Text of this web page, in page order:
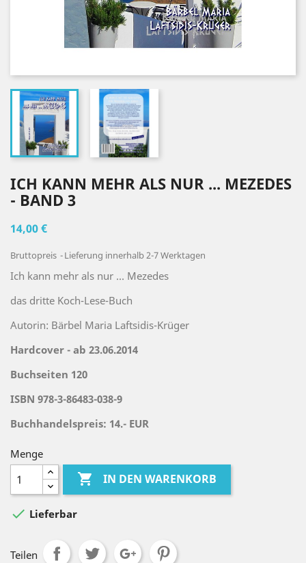
ICH KANN MEHR ALS NUR ... MEZEDES
- BAND 3
14,00 €
Bruttopreis Lieferung innerhalb 2-7 Werktagen
Ich kann mehr als nur ... Mezedes
das dritte Koch-Lese-Buch
Autorin: Bärbel Maria Laftsidis-Krüger
Hardcover - ab 23.06.2014
Buchseiten 120
ISBN 978-3-86483-038-9
Buchhandelspreis: 14.- EUR
Menge
 IN DEN WARENKORB
 Lieferbar
Teilen